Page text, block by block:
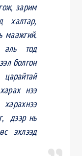
зарим
халтар,
маажгий.
аль тод
болгон
нээ
дээр нь
эхлээд